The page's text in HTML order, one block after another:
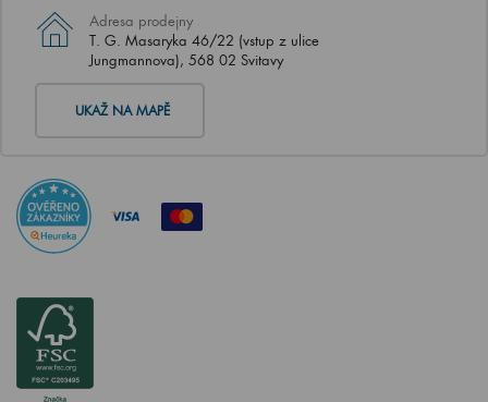
Adresa prodejny
T. G. Masaryka 46/22 (vstup z ulice
Jungmannova), 568 02 Svitavy
UKAŽ NA MAPĚ